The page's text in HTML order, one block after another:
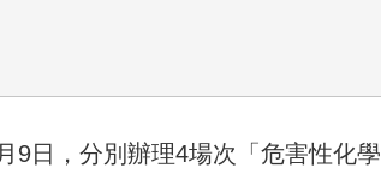
9日，分別辦理4場次「危害性化學